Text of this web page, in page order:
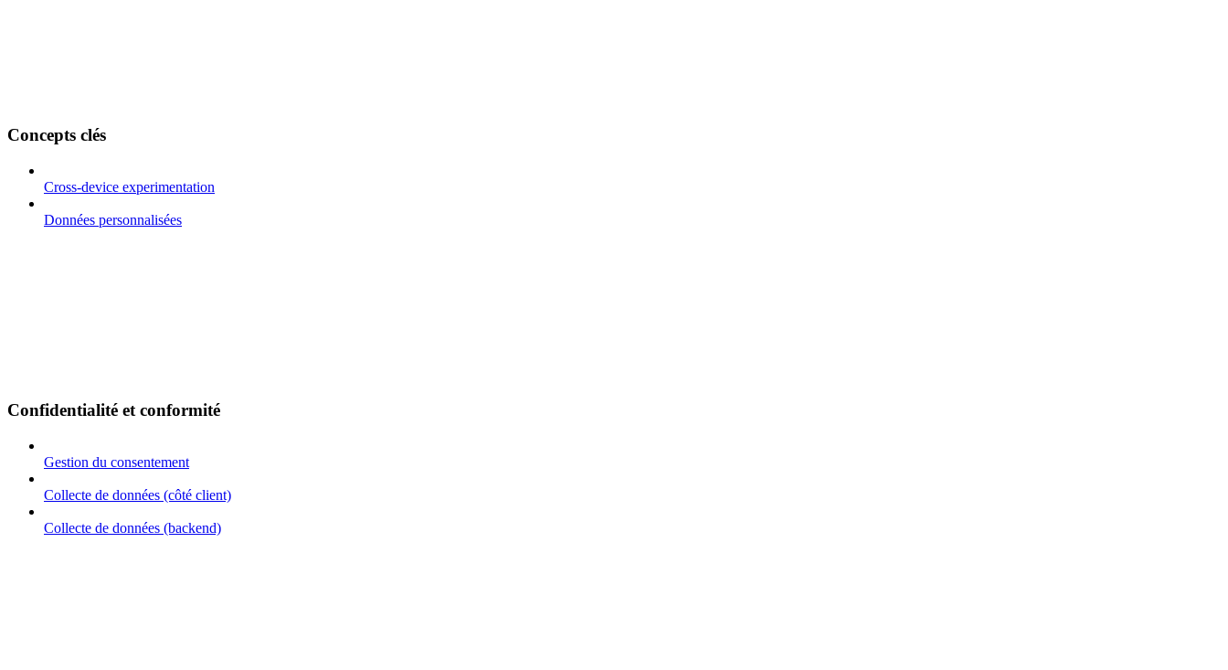
Concepts clés
Cross-device experimentation
Données personnalisées
Confidentialité et conformité
Gestion du consentement
Collecte de données (côté client)
Collecte de données (backend)